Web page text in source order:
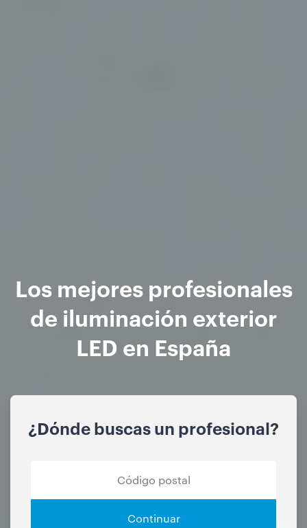
Los mejores profesionales
de iluminación exterior
LED en España
¿Dónde buscas un profesional?
Continuar